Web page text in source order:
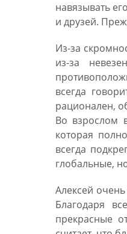
навязывать
и друзей.
Из-за
из-за
всегда
рационален,
Во взрослом
которая
всегда
глобальные,
Алексей
Благодаря
прекрасные